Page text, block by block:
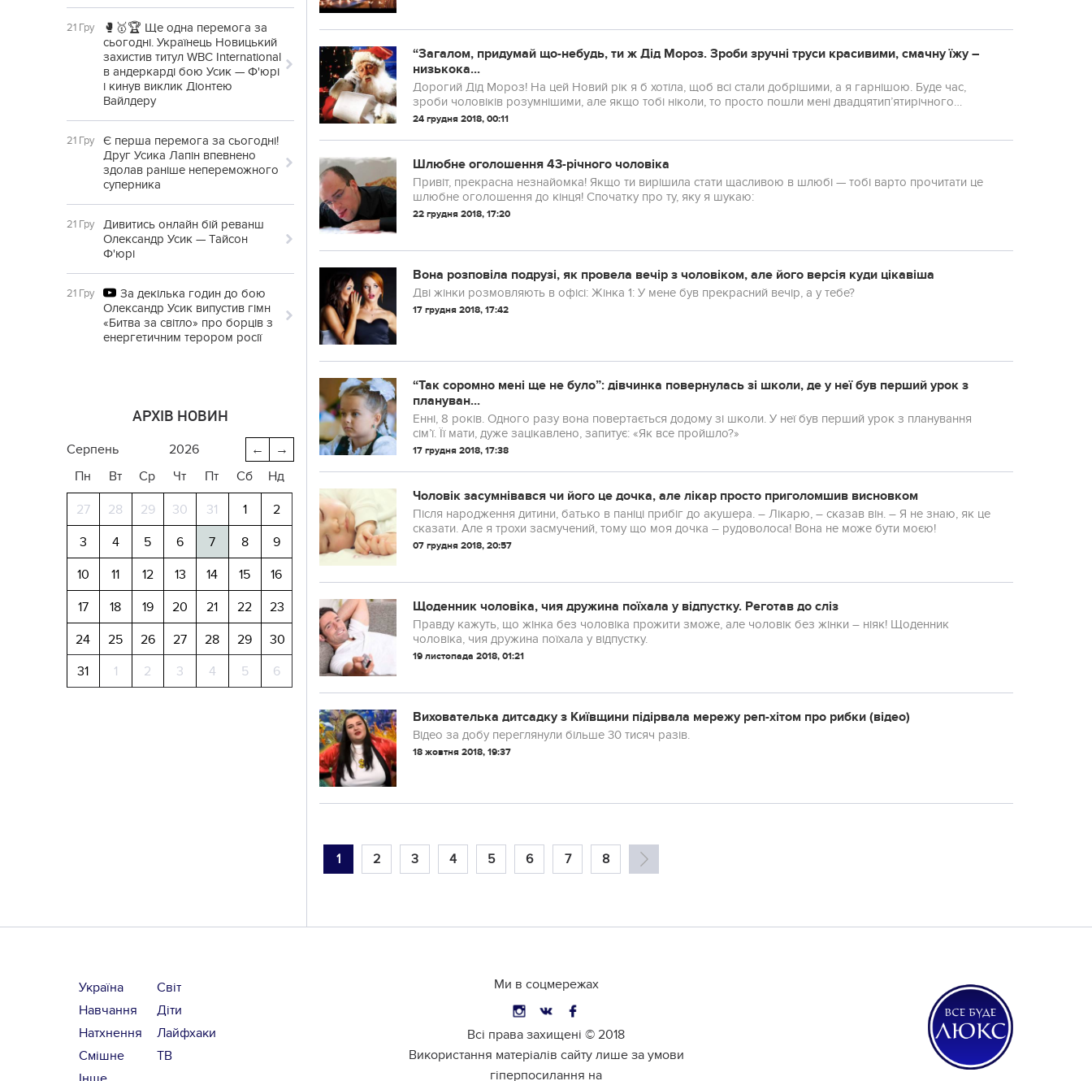
21 Гру
🥊🥇🏆 Ще одна перемога за
сьогодні. Українець Новицький
захистив титул WBC International
в андеркарді бою Усик — Ф'юрі
і кинув виклик Діонтею
Вайлдеру
21 Гру
Є перша перемога за сьогодні!
Друг Усика Лапін впевнено
здолав раніше непереможного
суперника
21 Гру
Дивитись онлайн бій реванш
Олександр Усик — Тайсон
Ф'юрі
21 Гру
За декілька годин до бою
Олександр Усик випустив гімн
«Битва за світло» про борців з
енергетичним терором росії
АРХІВ НОВИН
→
←
серпень
2026
Пн
Вт Ср Чт Пт Сб Нд
27 28 29 30 31 1
2
3
4 5 6 7 8
9
10
11 12 13 14 15
16
17
18 19 20 21 22
23
24
25 26 27 28 29
30
31
1 2 3 4 5 6
“Загалом, придумай що-небудь, ти ж Дід Мороз. Зроби зручні трyси красивими, смачну їжу –
низькока...
Дорогий Дід Мороз! На цей Новий рік я б хотіла, щоб всі стали добрішими, а я гарнішою. Буде час,
зроби чоловіків розумнішими, але якщо тобі ніколи, то просто пошли мені двадцятип’ятирічного
лижного інструктора. Взагалі-то, мені і Райан Гослінг ...
24 грудня 2018, 00:11
Шлюбне оголошення 43-річного чоловіка
Привіт, прекрасна незнайомка! Якщо ти вирішила стати щасливою в шлюбі — тобі варто прочитати це
шлюбне оголошення до кінця! Спочатку про ту, яку я шукаю:
22 грудня 2018, 17:20
Вона розповіла подрузі, як провела вечір з чоловіком, але його версія куди цікавіша
Дві жінки розмовляють в офісі: Жінка 1: У мене був прекрасний вечір, а у тебе?
17 грудня 2018, 17:42
“Так соромно мені ще не було”: дівчинка повернулась зі школи, де у неї був перший урок з
плануван...
Енні, 8 років. Одного разу вона повертається додому зі школи. У неї був перший урок з планування
сім’ї. Її мати, дуже зацікавлено, запитує: «Як все пройшло?»
17 грудня 2018, 17:38
Чоловік засумнівався чи його це дочка, але лікар просто приголомшив висновком
Після народження дитини, батько в паніці прибіг до акушера. – Лікарю, – сказав він. – Я не знаю, як це
сказати. Але я трохи засмучений, тому що моя дочка – рудоволоса! Вона не може бути моєю!
07 грудня 2018, 20:57
Щоденник чоловіка, чия дружина поїхала у відпустку. Реготав до сліз
Правду кажуть, що жінка без чоловіка прожити зможе, але чоловік без жінки – ніяк! Щоденник
чоловіка, чия дружина поїхала у відпустку.
19 листопада 2018, 01:21
Вихователька дитсадку з Київщини підірвала мережу реп-хітом про рибки (відео)
Відео за добу переглянули більше 30 тисяч разів.
18 жовтня 2018, 19:37
1 2 3 4 5 6 7 8
Україна
Світ
Навчання
Діти
Натхнення
Лайфхаки
Смішне
ТВ
Ми в соцмережах
Всі права захищені © 2018
Використання матеріалів сайту лише за умови
гіперпосилання на